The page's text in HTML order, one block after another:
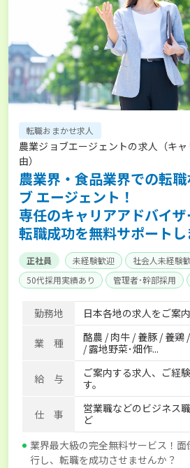
転職おまかせ求人
農業ジョブエージェントの求人（キ
由）
農業界・食品業界での転
ブ エージェント！
専任のキャリアアドバイ
転職成功を無料サポートし
正社員 未経験歓迎 社会人未経験
50代採用実績あり
管理者･幹部採用
家賃補助制度あり
食事補助あり
賞与実績あり
年間休日100日以上
独立支援可能
社会保険完備 単身
寮･社宅相談可
勤務地 日本各地の求人をご案内
業 種
酪農 / 肉牛 / 養豚 / 養鶏
/ 露地野菜･畑作...
給 与
ご案内する求人、ご経
す。
仕 事
営業職などのビジネス
ど
業界最大級の完全無料サービス！
行し、転職を成功させませんか？